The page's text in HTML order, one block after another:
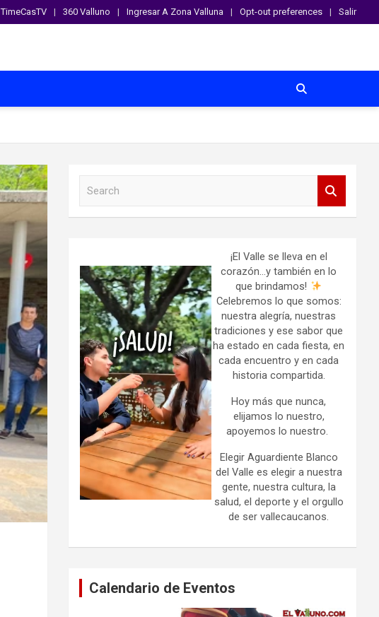
TimeCasTV 360 Valluno Ingresar A Zona Valluna Opt-out preferences Salir
¡El Valle se lleva en el
corazón…y también en lo
que brindamos!
Celebremos lo que somos:
nuestra alegría, nuestras
tradiciones y ese sabor que
ha estado en cada fiesta, en
cada encuentro y en cada
historia compartida.
Hoy más que nunca,
elijamos lo nuestro,
apoyemos lo nuestro.
Elegir Aguardiente Blanco
del Valle es elegir a nuestra
gente, nuestra cultura, la
salud, el deporte y el orgullo
de ser vallecaucanos.
Calendario de Eventos